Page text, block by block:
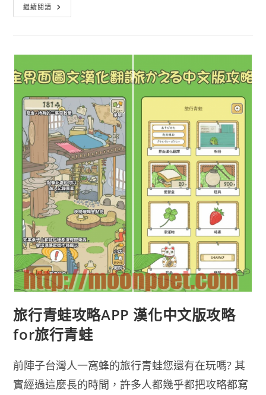
繼續閱讀 Monument
Valley
谷
免
費
時
下
載
雙
平
台
Android
/
IOS
旅行青蛙攻略APP 漢化中文版攻略
for旅行青蛙
前陣子台灣人一窩蜂的旅行青蛙您還有在玩嗎? 其
實經過這麼長的時間，許多人都幾乎都把攻略都寫